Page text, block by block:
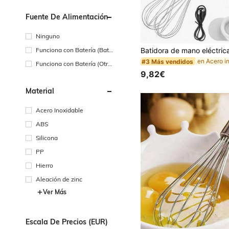
Fuente De Alimentación
Ninguno
Funciona con Batería (Bate
Funciona con Batería (Otra
Material
Acero Inoxidable
ABS
Silicona
PP
Hierro
Aleación de zinc
Ver Más
Escala De Precios (EUR)
#3 Más vendidos
9,82€